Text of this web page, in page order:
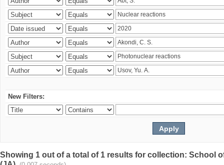
New Filters:
Showing 1 out of a total of 1 results for collection: School